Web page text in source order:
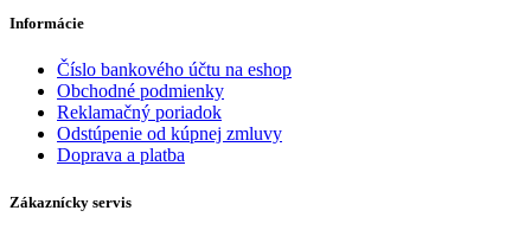
Informácie
Číslo bankového účtu na eshop
Obchodné podmienky
Reklamačný poriadok
Odstúpenie od kúpnej zmluvy
Doprava a platba
Zákaznícky servis